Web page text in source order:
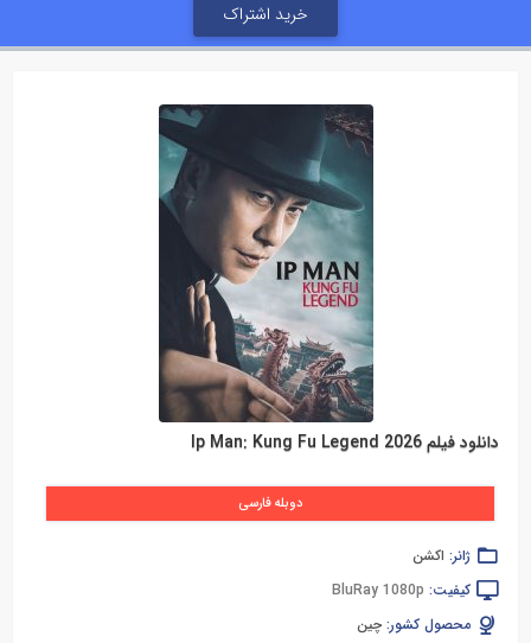
خرید اشتراک
دانلود فیلم Ip Man: Kung Fu Legend 2026
دوبله فارسی
ژانر: اکشن
کیفیت: BluRay 1080p
محصول کشور: چین